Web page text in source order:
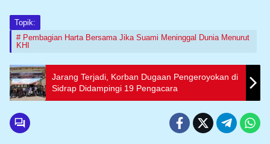
Topik:
Pembagian Harta Bersama Jika Suami Meninggal Dunia Menurut
KHI
Jarang Terjadi, Korban Dugaan Pengeroyokan di
Sidrap Didampingi 19 Pengacara